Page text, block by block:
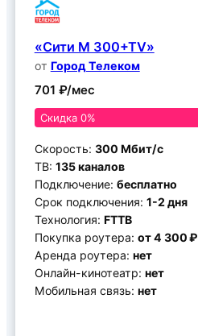
«Сити M 300+TV»
от Город Телеком
701 ₽/мес
Скидка 0%
Скорость: 300 Мбит/с
ТВ: 135 каналов
Подключение: бесплатно
Срок подключения: 1-2 дня
Технология: FTTB
Покупка роутера: от 4 300 ₽
Аренда роутера: нет
Онлайн-кинотеатр: нет
Мобильная связь: нет